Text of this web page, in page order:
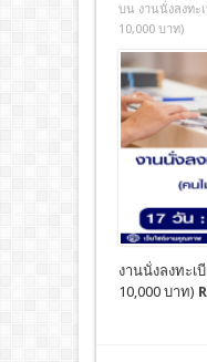
บน งานนั่งลงทะ
10,000 บาท)
งานนั่งลงทะเ
10,000 บาท)